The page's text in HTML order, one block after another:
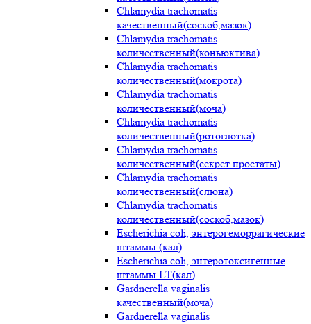
Chlamydia trachomatis
качественный(соскоб,мазок)
Chlamydia trachomatis
количественный(коньюктива)
Chlamydia trachomatis
количественный(мокрота)
Chlamydia trachomatis
количественный(моча)
Chlamydia trachomatis
количественный(ротоглотка)
Chlamydia trachomatis
количественный(секрет простаты)
Chlamydia trachomatis
количественный(слюна)
Chlamydia trachomatis
количественный(соскоб,мазок)
Escherichia coli, энтерогеморрагические
штаммы (кал)
Escherichia coli, энтеротоксигенные
штаммы LT(кал)
Gardnerella vaginalis
качественный(моча)
Gardnerella vaginalis